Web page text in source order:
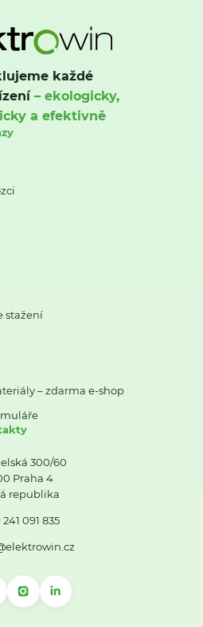
každé
– ekologicky,
a efektivně
stažení
– zdarma e-shop
300/60
Praha 4
republika
091 835